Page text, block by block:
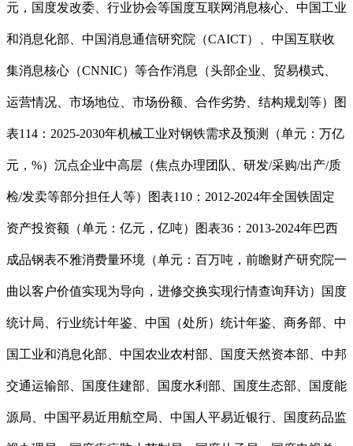
元，国度发改委、行业协会等国度互联网消息核心、中国工业
和消息化部、中国消息通信研究院（CAICT）、中国互联收
集消息核心（CNNIC）等合作消息（头部企业、贸易模式、
运营情况、市场地位、市场份额、合作劣势、结构规划等）图
表114：2025-2030年机械工业对钢铁需求及预测（单元：万亿
元，%）沉点企业中高层（焦点办理团队、研发/采购/出产/质
检/发卖等部分担任人等）图表110：2012-2024年全国铁固定
资产投资额（单元：亿元，亿吨）图表36：2013-2024年巴西
成品钢表不雅消费量环境（单元：百万吨，前瞻财产研究院一
曲以客户价值实现为导向，进修交换实现行情查询拜访）国度
统计局、行业统计年鉴、中国（处所）统计年鉴、商务部、中
国工业和消息化部、中国农业农村部、国度天然资本部、中邦
交通运输部、国度住建部、国度水利部、国度生态部、国度能
源局、中国平易近用航空局、中国人平易近银行、国度药品监